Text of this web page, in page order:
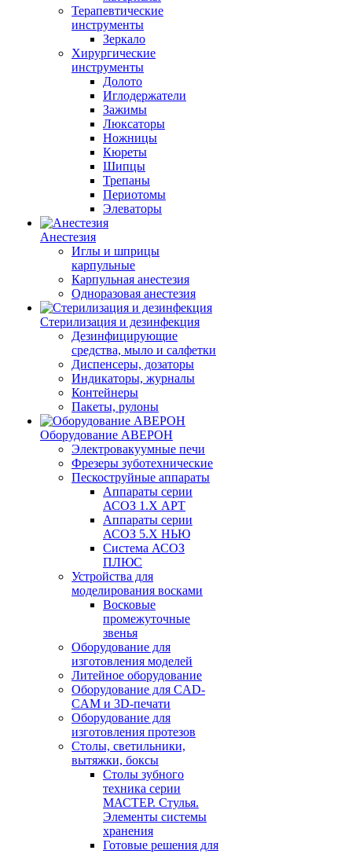
Терапевтические
инструменты
Зеркало
Хирургические
инструменты
Долото
Иглодержатели
Зажимы
Люксаторы
Ножницы
Кюреты
Шипцы
Трепаны
Периотомы
Элеваторы
Анестезия
Иглы и шприцы
карпульные
Карпульная анестезия
Одноразовая анестезия
Стерилизация и дезинфекция
Дезинфицирующие
средства, мыло и салфетки
Диспенсеры, дозаторы
Индикаторы, журналы
Контейнеры
Пакеты, рулоны
Оборудование АВЕРОН
Электровакуумные печи
Фрезеры зуботехнические
Пескоструйные аппараты
Аппараты серии
АСОЗ 1.Х АРТ
Аппараты серии
АСОЗ 5.Х НЬЮ
Система АСОЗ
ПЛЮС
Устройства для
моделирования восками
Восковые
промежуточные
звенья
Оборудование для
изготовления моделей
Литейное оборудование
Оборудование для CAD-
CAM и 3D-печати
Оборудование для
изготовления протезов
Cтолы, светильники,
вытяжки, боксы
Столы зубного
техника серии
МАСТЕР. Стулья.
Элементы системы
хранения
Готовые решения для